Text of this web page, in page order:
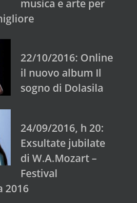
musica e arte per
22/10/2016: Online
il nuovo album Il
sogno di Dolasila
24/09/2016, h 20:
Exsultate jubilate
di W.A.Mozart –
Festival
2016